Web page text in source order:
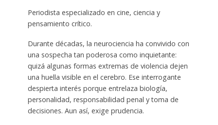
Periodista especializado en cine, ciencia y
pensamiento crítico.
Durante décadas, la neurociencia ha convivido con
una sospecha tan poderosa como inquietante:
quizá algunas formas extremas de violencia dejen
una huella visible en el cerebro. Ese interrogante
despierta interés porque entrelaza biología,
personalidad, responsabilidad penal y toma de
decisiones. Aun así, exige prudencia.